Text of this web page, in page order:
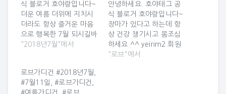
식 블로거 호야랑입니다~
더운 여름 더위에 지치시
더라도 항상 즐거운 마음
으로 행복한 7월 되시길바
랍니다^^ yeirim2 회원
드입니다 ^_^ 로브가디
건 로브가디건 피서지에
"2018년7월"에서
안녕하세요. 호야태그 공
식 블로거 호야랑입니다~
장마가 있다고 하는데 항
상 건강 챙기시고 몸조심
하세요 ^^ yeirim2 회원
님께서 2018년 07월 01
"로브"에서
로브가디건 #2018년7월,
#7월11일, #로브가디건,
#여름가디건, #로브